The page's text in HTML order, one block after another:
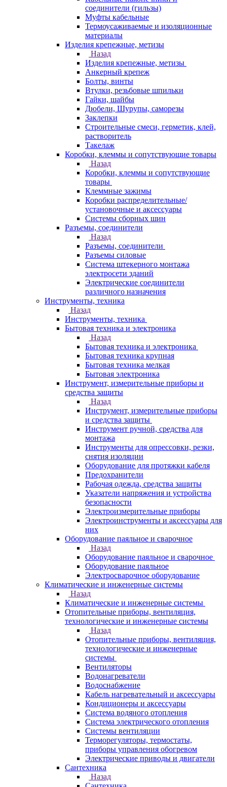
соединители (гильзы)
Муфты кабельные
Термоусаживаемые и изоляционные
материалы
Изделия крепежные, метизы
Назад
Изделия крепежные, метизы
Анкерный крепеж
Болты, винты
Втулки, резьбовые шпильки
Гайки, шайбы
Дюбели, Шурупы, саморезы
Заклепки
Строительные смеси, герметик, клей,
растворитель
Такелаж
Коробки, клеммы и сопутствующие товары
Назад
Коробки, клеммы и сопутствующие
товары
Клеммные зажимы
Коробки распределительные/
установочные и аксессуары
Системы сборных шин
Разъемы, соединители
Назад
Разъемы, соединители
Разъемы силовые
Система штекерного монтажа
электросети зданий
Электрические соединители
различного назначения
Инструменты, техника
Назад
Инструменты, техника
Бытовая техника и электроника
Назад
Бытовая техника и электроника
Бытовая техника крупная
Бытовая техника мелкая
Бытовая электроника
Инструмент, измерительные приборы и
средства защиты
Назад
Инструмент, измерительные приборы
и средства защиты
Инструмент ручной, средства для
монтажа
Инструменты для опрессовки, резки,
снятия изоляции
Оборудование для протяжки кабеля
Предохранители
Рабочая одежда, средства защиты
Указатели напряжения и устройства
безопасности
Электроизмерительные приборы
Электроинструменты и аксессуары для
них
Оборудование паяльное и сварочное
Назад
Оборудование паяльное и сварочное
Оборудование паяльное
Электросварочное оборудование
Климатические и инженерные системы
Назад
Климатические и инженерные системы
Отопительные приборы, вентиляция,
технологические и инженерные системы
Назад
Отопительные приборы, вентиляция,
технологические и инженерные
системы
Вентиляторы
Водонагреватели
Водоснабжение
Кабель нагревательный и аксессуары
Кондиционеры и аксессуары
Система водяного отопления
Система электрического отопления
Системы вентиляции
Терморегуляторы, термостаты,
приборы управления обогревом
Электрические приводы и двигатели
Сантехника
Назад